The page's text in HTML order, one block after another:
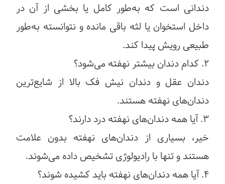
دندانی است که به‌طور کامل یا بخشی از آن در
داخل استخوان یا لثه باقی مانده و نتوانسته به‌طور
طبیعی رویش پیدا کند.
۲. کدام دندان بیشتر نهفته می‌شود؟
دندان عقل و دندان نیش فک بالا از شایع‌ترین
دندان‌های نهفته هستند.
۳. آیا همه دندان‌های نهفته درد دارند؟
خیر، بسیاری از دندان‌های نهفته بدون علامت
هستند و تنها با رادیولوژی تشخیص داده می‌شوند.
۴. آیا همه دندان‌های نهفته باید کشیده شوند؟